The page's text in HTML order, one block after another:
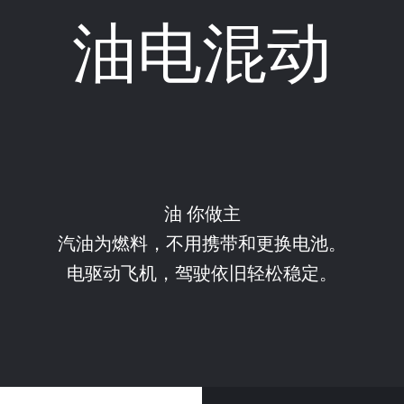
油电混动
油 你做主
汽油为燃料，不用携带和更换电池。
电驱动飞机，驾驶依旧轻松稳定。